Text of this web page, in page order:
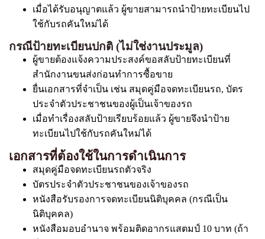
เมื่อได้รับอนุญาตแล้ว ผู้ขายสามารถนำป้ายทะเบียนไป
ใช้กับรถคันใหม่ได้
กรณีป้ายทะเบียนปกติ (ไม่ใช่งานประมูล)
ผู้ขายต้องแจ้งความประสงค์ขอสลับป้ายทะเบียนที่
สำนักงานขนส่งก่อนทำการซื้อขาย
ยื่นเอกสารที่จำเป็น เช่น สมุดคู่มือจดทะเบียนรถ, บัตร
ประจำตัวประชาชนของผู้เป็นเจ้าของรถ
เมื่อทำเรื่องสลับป้ายเรียบร้อยแล้ว ผู้ขายจึงนำป้าย
ทะเบียนไปใช้กับรถคันใหม่ได้
เอกสารที่ต้องใช้ในการดำเนินการ
สมุดคู่มือจดทะเบียนรถตัวจริง
บัตรประจำตัวประชาชนของเจ้าของรถ
หนังสือรับรองการจดทะเบียนนิติบุคคล (กรณีเป็น
นิติบุคคล)
หนังสือมอบอำนาจ พร้อมติดอากรแสตมป์ 10 บาท (ถ้า